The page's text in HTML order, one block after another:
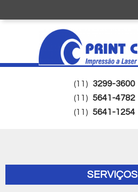
(11) 3299-3600
(11) 5641-4782
(11) 5641-1254
SERVIÇOS